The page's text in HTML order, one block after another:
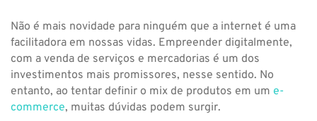
Não é mais novidade para ninguém que a internet é uma
facilitadora em nossas vidas. Empreender digitalmente,
com a venda de serviços e mercadorias é um dos
investimentos mais promissores, nesse sentido. No
entanto, ao tentar definir o mix de produtos em um e-
commerce, muitas dúvidas podem surgir.